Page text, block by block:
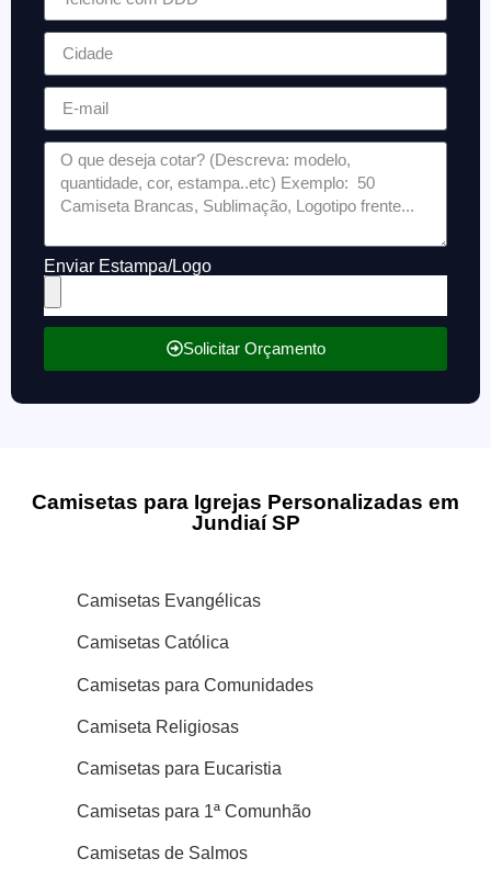
Enviar Estampa/Logo
Solicitar Orçamento
Camisetas para Igrejas Personalizadas em
Jundiaí SP
Camisetas Evangélicas
Camisetas Católica
Camisetas para Comunidades
Camiseta Religiosas
Camisetas para Eucaristia
Camisetas para 1ª Comunhão
Camisetas de Salmos